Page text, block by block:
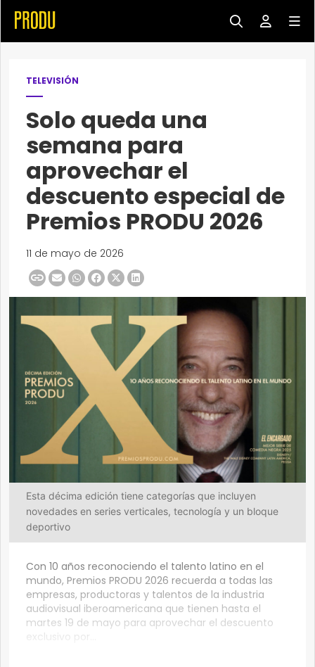
TELEVISIÓN
Solo queda una
semana para
aprovechar el
descuento especial de
Premios PRODU 2026
11 de mayo de 2026
Esta décima edición tiene categorías que incluyen
novedades en series verticales, tecnología y un bloque
deportivo
Con 10 años reconociendo el talento latino en el
mundo, Premios PRODU 2026 recuerda a todas las
empresas, productoras y talentos de la industria
audiovisual iberoamericana que tienen hasta el
martes 19 de mayo para aprovechar el descuento
exclusivo por...